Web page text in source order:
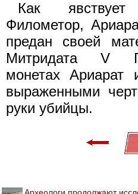
Как
Филометор,
предан своей
Митридата V
монетах Ариарат
выраженными
руки убийцы.